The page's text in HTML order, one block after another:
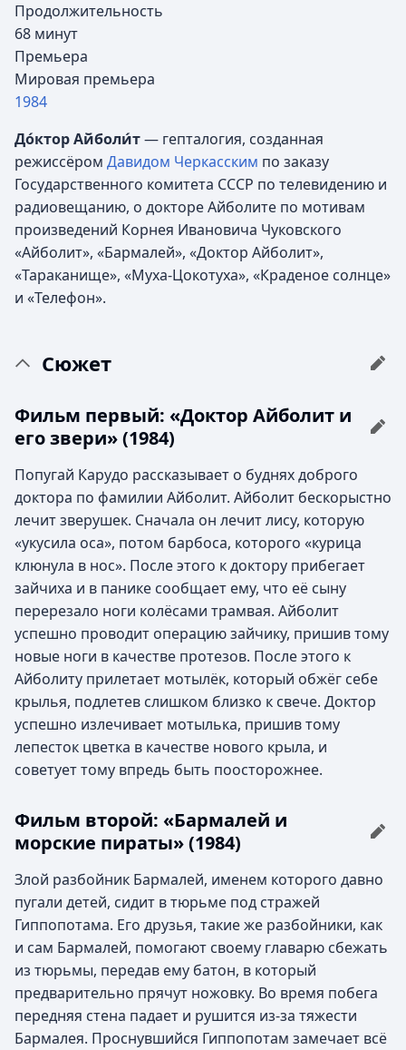
Продолжительность
68 минут
Премьера
Мировая премьера
1984
До́ктор Айболи́т— гепталогия, созданная
режиссёром Давидом Черкасским по заказу
Государственного комитета СССР по телевидению и
радиовещанию, о докторе Айболите по мотивам
произведений Корнея Ивановича Чуковского
«Айболит», «Бармалей», «Доктор Айболит»,
«Тараканище», «Муха-Цокотуха», «Краденое солнце»
и «Телефон».
Сюжет
Фильм первый: «Доктор Айболит и
его звери» (1984)
Попугай Карудо рассказывает о буднях доброго
доктора по фамилии Айболит. Айболит бескорыстно
лечит зверушек. Сначала он лечит лису, которую
«укусила оса», потом барбоса, которого «курица
клюнула в нос». После этого к доктору прибегает
зайчиха и в панике сообщает ему, что её сыну
перерезало ноги колёсами трамвая. Айболит
успешно проводит операцию зайчику, пришив тому
новые ноги в качестве протезов. После этого к
Айболиту прилетает мотылёк, который обжёг себе
крылья, подлетев слишком близко к свече. Доктор
успешно излечивает мотылька, пришив тому
лепесток цветка в качестве нового крыла, и
советует тому впредь быть поосторожнее.
Фильм второй: «Бармалей и
морские пираты» (1984)
Злой разбойник Бармалей, именем которого давно
пугали детей, сидит в тюрьме под стражей
Гиппопотама. Его друзья, такие же разбойники, как
и сам Бармалей, помогают своему главарю сбежать
из тюрьмы, передав ему батон, в который
предварительно прячут ножовку. Во время побега
передняя стена падает и рушится из-за тяжести
Бармалея. Проснувшийся Гиппопотам замечает всё